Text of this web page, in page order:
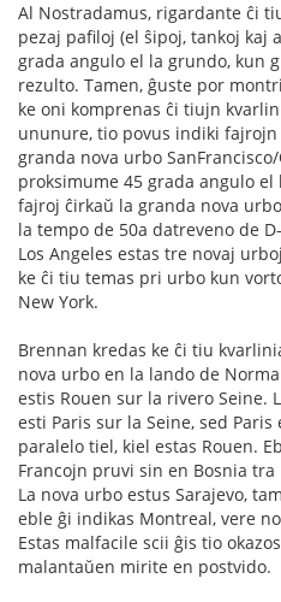
Al Nostradamus, rigardante ĉi
pezaj pafiloj (el ŝipoj, tankoj kaj
grada angulo el la grundo, kun
rezulto. Tamen, ĝuste por
ke oni komprenas ĉi tiujn
ununure, tio povus indiki
granda nova urbo
proksimume 45 grada angulo
fajroj ĉirkaŭ la granda nova
la tempo de 50a datreveno de
Los Angeles estas tre novaj
ke ĉi tiu temas pri urbo kun
New York.
Brennan kredas ke ĉi tiu
nova urbo en la lando de
estis Rouen sur la rivero Seine.
esti Paris sur la Seine, sed
paralelo tiel, kiel estas Rouen.
Francojn pruvi sin en Bosnia
La nova urbo estus Sarajevo,
eble ĝi indikas Montreal, vere
Estas malfacile scii ĝis tio
malantaŭen mirite en postvido.